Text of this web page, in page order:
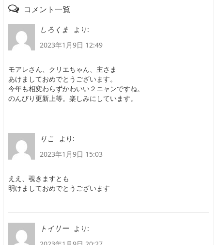
コメント一覧
しろくま
より:
2023年1月9日 12:49
モアレさん、クリエちゃん、主さま
あけましておめでとうございます。
今年も相変わらずかわいい２ニャンですね。
のんびり更新上等。楽しみにしています。
りこ
より:
2023年1月9日 15:03
ええ、覗きますとも
明けましておめでとうございます
トイリー
より: